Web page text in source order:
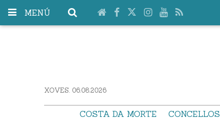
MENÚ
XOVES. 06.08.2026
COSTA DA MORTE CONCELLOS